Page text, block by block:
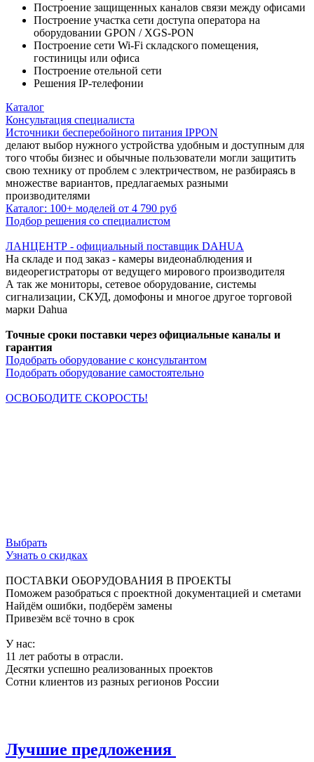
Построение защищенных каналов связи между офисами
Построение участка сети доступа оператора на
оборудовании GPON / XGS-PON
Построение сети Wi-Fi складского помещения,
гостиницы или офиса
Построение отельной сети
Решения IP-телефонии
Каталог
Консультация специалиста
Источники бесперебойного питания IPPON
делают выбор нужного устройства удобным и доступным для
того чтобы бизнес и обычные пользователи могли защитить
свою технику от проблем с электричеством, не разбираясь в
множестве вариантов, предлагаемых разными
производителями
Каталог: 100+ моделей от 4 790 руб
Подбор решения со специалистом
ЛАНЦЕНТР - официальный поставщик DAHUA
На складе и под заказ - камеры видеонаблюдения и
видеорегистраторы от ведущего мирового производителя
А так же мониторы, сетевое оборудование, системы
сигнализации, СКУД, домофоны и многое другое торговой
марки Dahua
Точные сроки поставки через официальные каналы и
гарантия
Подобрать оборудование с консультантом
Подобрать оборудование самостоятельно
ОСВОБОДИТЕ СКОРОСТЬ!
Выбрать
Узнать о скидках
ПОСТАВКИ ОБОРУДОВАНИЯ В ПРОЕКТЫ
Поможем разобраться с проектной документацией и сметами
Найдём ошибки, подберём замены
Привезём всё точно в срок
У нас:
11 лет работы в отрасли.
Десятки успешно реализованных проектов
Сотни клиентов из разных регионов России
Лучшие предложения